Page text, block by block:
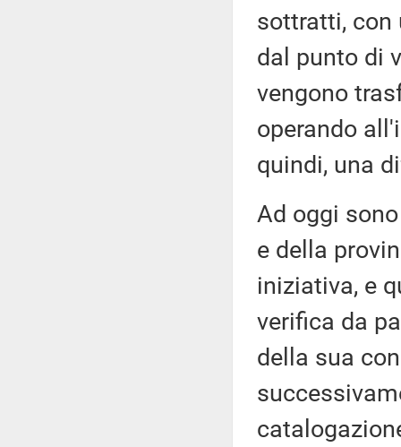
sottratti, con
dal punto di
vengono
operando
quindi, una
Ad oggi
e della
iniziativa, e
verifica da
della sua